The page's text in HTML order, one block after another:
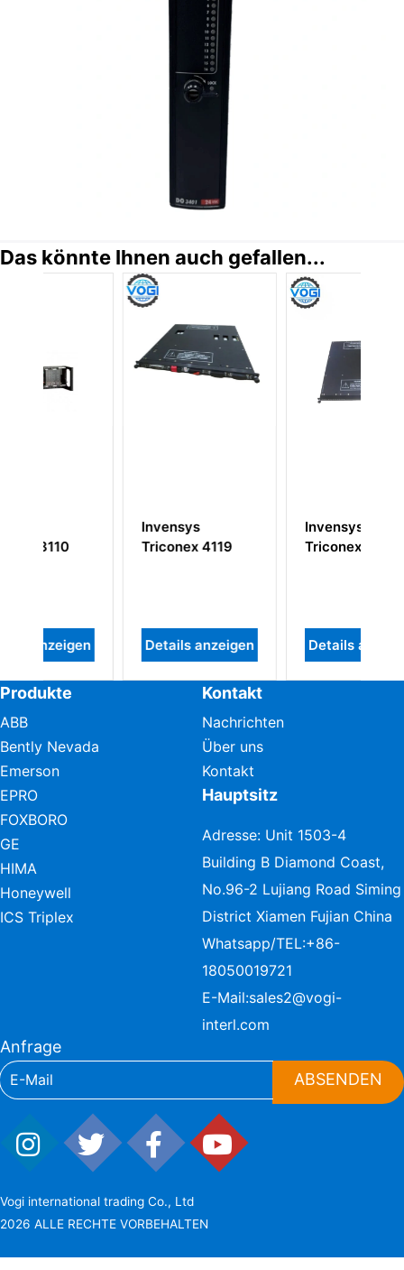
Das könnte Ihnen auch gefallen...
4119
anzeigen
Invensys
Triconex 3510
Details anzeigen
TRICONEX
INVENSYS
Details anzeigen
Produkte
ABB
Bently Nevada
Emerson
EPRO
FOXBORO
GE
HIMA
Honeywell
ICS Triplex
Kontakt
Nachrichten
Über uns
Kontakt
Hauptsitz
Adresse: Unit 1503-4
Building B Diamond Coast,
No.96-2 Lujiang Road Siming
District Xiamen Fujian China
Whatsapp/TEL:+86-
18050019721
E-Mail:sales2@vogi-
interl.com
Anfrage
ABSENDEN
Vogi international trading Co., Ltd
2026 ALLE RECHTE VORBEHALTEN